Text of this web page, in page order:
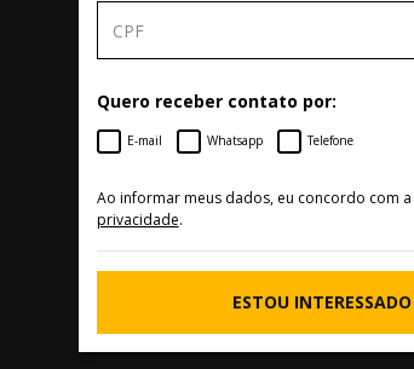
Quero receber contato por:
E-mail Whatsapp Telefone
Ao informar meus dados, eu concordo com a
privacidade.
ESTOU INTERESSADO